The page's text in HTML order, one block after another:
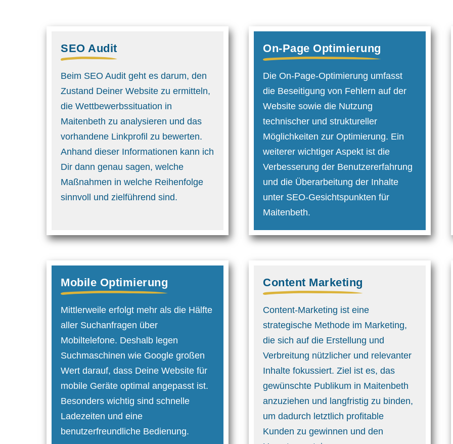
SEO Audit
Beim SEO Audit geht es darum, den
Zustand Deiner Website zu ermitteln,
die Wettbewerbs­situation in
Maitenbeth zu analysieren und das
vorhandene Linkprofil zu bewerten.
Anhand dieser Informationen kann ich
Dir dann genau sagen, welche
Maßnahmen in welche Reihenfolge
sinnvoll und ziel­führend sind.
On-Page Optimierung
Die On-Page-Optimierung umfasst
die Beseitigung von Fehlern auf der
Website sowie die Nutzung
technischer und struktureller
Möglichkeiten zur Optimier­ung. Ein
weiterer wichtiger Aspekt ist die
Verbesserung der Benutzer­erfahrung
und die Überarbeitung der Inhalte
unter SEO-Gesichtspunkten für
Maitenbeth.
Mobile Optimierung
Mittlerweile erfolgt mehr als die Hälfte
aller Suchanfragen über
Mobiltelefone. Deshalb legen
Suchmaschinen wie Google großen
Wert darauf, dass Deine Website für
mobile Geräte optimal angepasst ist.
Besonders wichtig sind schnelle
Ladezeiten und eine
benutzerfreundliche Bedienung.
Content Marketing
Content-Marketing ist eine
strategische Methode im Marketing,
die sich auf die Erstellung und
Verbreitung nützlicher und relevanter
Inhalte fokussiert. Ziel ist es, das
gewünschte Publikum in Maitenbeth
anzuziehen und langfristig zu binden,
um dadurch letztlich profitable
Kunden zu gewinnen und den